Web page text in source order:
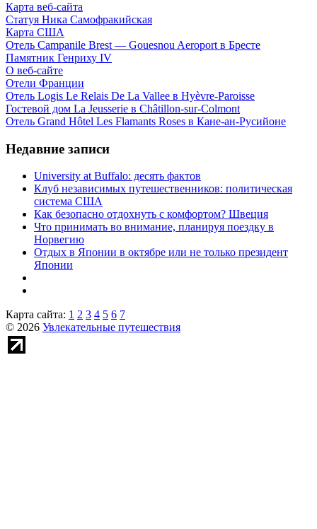
Карта веб-сайта
Статуя Ника Самофракийская
Карта США
Отель Campanile Brest — Gouesnou Aeroport в Бресте
Памятник Генриху IV
О веб-сайте
Отели Франции
Отель Logis Le Relais De La Vallee в Hyèvre-Paroisse
Гостевой дом La Jeusserie в Châtillon-sur-Colmont
Отель Grand Hôtel Les Flamants Roses в Кане-ан-Русийоне
Недавние записи
University at Buffalo: десять фактов
Клуб независимых путешественников: политическая
система США
Как безопасно отдохнуть с комфортом? Швеция
Что принимать во внимание, планируя поездку в
Норвегию
Отдых в Японии в октябре или не только президент
Японии
Карта сайта: 1 2 3 4 5 6 7
© 2026 Увлекательные путешествия